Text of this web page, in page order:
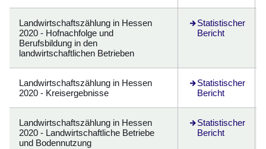
Landwirtschaftszählung in Hessen
2020 - Hofnachfolge und
Berufsbildung in den
landwirtschaftlichen Betrieben
Statistischer
Bericht
Öffnet sich in
Landwirtschaftszählung in Hessen
2020 - Kreisergebnisse
Statistischer
Bericht
Öffnet sich in
Landwirtschaftszählung in Hessen
2020 - Landwirtschaftliche Betriebe
und Bodennutzung
Statistischer
Bericht
Öffnet sich in